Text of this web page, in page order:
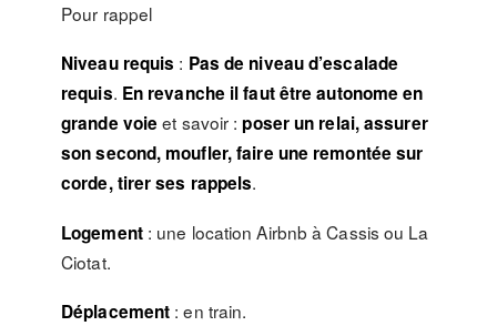
Pour rappel
Niveau requis : Pas de niveau d’escalade
requis. En revanche il faut être autonome en
grande voie et savoir :poser un relai, assurer
son second, moufler, faire une remontée sur
corde, tirer ses rappels.
Logement: une location Airbnb à Cassis ou La
Ciotat.
Déplacement : en train.